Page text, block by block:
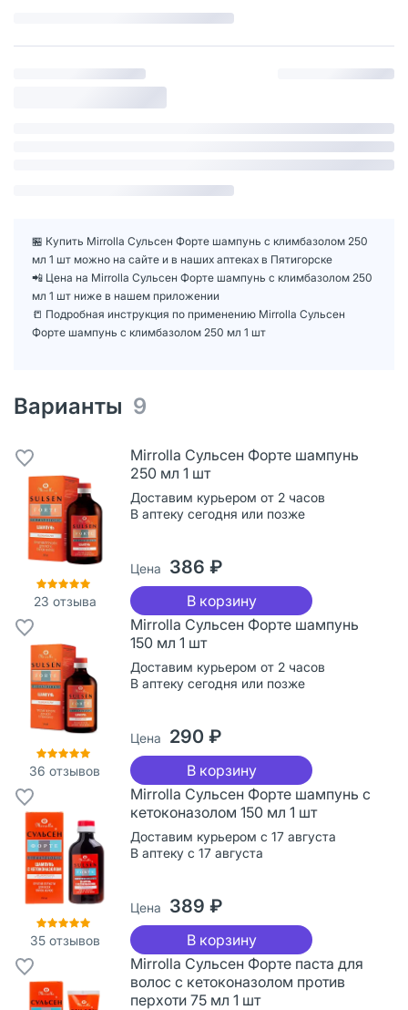
🏪 Купить Mirrolla Сульсен Форте шампунь с климбазолом 250
мл 1 шт можно на сайте и в наших аптеках в Пятигорске
📲 Цена на Mirrolla Сульсен Форте шампунь с климбазолом 250
мл 1 шт ниже в нашем приложении
📒 Подробная инструкция по применению Mirrolla Сульсен
Форте шампунь с климбазолом 250 мл 1 шт
Варианты 9
23 отзыва
Mirrolla Сульсен Форте шампунь
250 мл 1 шт
Доставим курьером от 2 часов
В аптеку сегодня или позже
Цена 386 ₽
В корзину
36 отзывов
Mirrolla Сульсен Форте шампунь
150 мл 1 шт
Доставим курьером от 2 часов
В аптеку сегодня или позже
Цена 290 ₽
В корзину
35отзывов
Mirrolla Сульсен Форте шампунь с
кетоконазолом 150 мл 1 шт
Доставим курьером с 17 августа
В аптеку с 17 августа
Цена 389 ₽
В корзину
Mirrolla Сульсен Форте паста для
волос с кетоконазолом против
перхоти 75 мл 1 шт